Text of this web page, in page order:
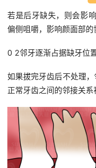
若是后牙缺失，则会影
偏侧咀嚼，影响颜面部的
0 2邻牙逐渐占据缺牙位
如果拔完牙齿后不处理
正常牙齿之间的邻接关系